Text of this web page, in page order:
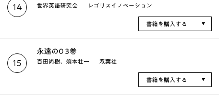
14 世界英語研究会 レゴリスイノベーション
書籍を購入する
15
永遠の0 3巻
百田尚樹、須本壮一 双葉社
書籍を購入する